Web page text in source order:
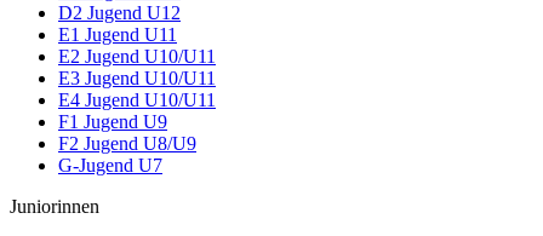
D2 Jugend U12
E1 Jugend U11
E2 Jugend U10/U11
E3 Jugend U10/U11
E4 Jugend U10/U11
F1 Jugend U9
F2 Jugend U8/U9
G-Jugend U7
Juniorinnen